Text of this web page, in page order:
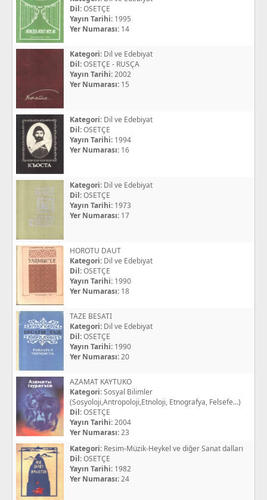
Dil:OSETÇE
Yayın Tarihi: 1995
Yer Numarası: 14
Kategori: Dil ve Edebiyat
Dil:OSETÇE - RUSÇA
Yayın Tarihi:2002
Yer Numarası: 15
Kategori: Dil ve Edebiyat
Dil:OSETÇE
Yayın Tarihi: 1994
Yer Numarası: 16
Kategori: Dil ve Edebiyat
Dil:OSETÇE
Yayın Tarihi: 1973
Yer Numarası: 17
HOROTU DAUT
Kategori: Dil ve Edebiyat
Dil:OSETÇE
Yayın Tarihi: 1990
Yer Numarası: 18
TAZE BESATI
Kategori: Dil ve Edebiyat
Dil:OSETÇE
Yayın Tarihi: 1990
Yer Numarası:20
AZAMAT KAYTUKO
Kategori:Sosyal Bilimler
(Sosyoloji,Antropoloji,Etnoloji, Etnografya, Felsefe...)
Dil:OSETÇE
Yayın Tarihi:2004
Yer Numarası:23
Kategori: Resim-Müzik-Heykel ve diğer Sanat dalları
Dil:OSETÇE
Yayın Tarihi: 1982
Yer Numarası:24